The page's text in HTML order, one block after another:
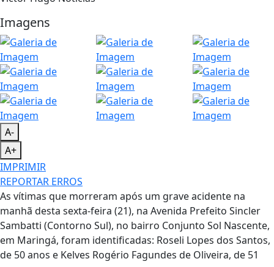
Imagens
A-
A+
IMPRIMIR
REPORTAR ERROS
As vítimas que morreram após um grave acidente na
manhã desta sexta-feira (21), na Avenida Prefeito Sincler
Sambatti (Contorno Sul), no bairro Conjunto Sol Nascente,
em Maringá, foram identificadas: Roseli Lopes dos Santos,
de 50 anos e Kelves Rogério Fagundes de Oliveira, de 51